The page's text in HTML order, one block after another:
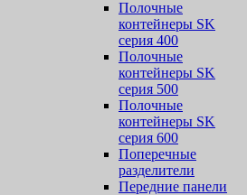
Полочные
контейнеры SK
серия 400
Полочные
контейнеры SK
серия 500
Полочные
контейнеры SK
серия 600
Поперечные
разделители
Передние панели